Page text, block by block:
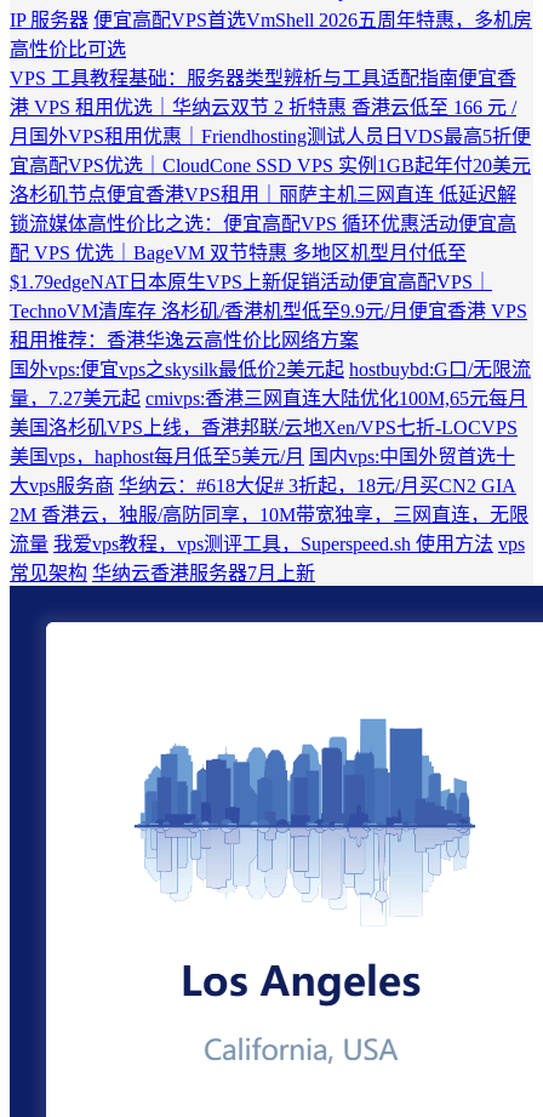
IP 服务器 便宜高配VPS首选VmShell 2026五周年特惠，多机房
高性价比可选
VPS 工具教程基础：服务器类型辨析与工具适配指南便宜香
港 VPS 租用优选｜华纳云双节 2 折特惠 香港云低至 166 元 /
月 国外VPS租用优惠｜Friendhosting测试人员日VDS最高5折便
宜高配VPS优选｜CloudCone SSD VPS 实例1GB起年付20美元
洛杉矶节点便宜香港VPS租用｜丽萨主机三网直连 低延迟解
锁流媒体高性价比之选：便宜高配VPS 循环优惠活动便宜高
配 VPS 优选｜BageVM 双节特惠 多地区机型月付低至
$1.79edgeNAT日本原生VPS上新促销活动便宜高配VPS｜
TechnoVM清库存 洛杉矶/香港机型低至9.9元/月 便宜香港 VPS
租用推荐：香港华逸云高性价比网络方案
国外vps:便宜vps之skysilk最低价2美元起 hostbuybd:G口/无限流
量，7.27美元起 cmivps:香港三网直连大陆优化100M,65元每月
美国洛杉矶VPS上线，香港邦联/云地Xen/VPS七折-LOCVPS
美国vps，haphost每月低至5美元/月
国内vps:中国外贸首选十
大vps服务商 华纳云：#618大促# 3折起，18元/月买CN2 GIA
2M 香港云，独服/高防同享，10M带宽独享，三网直连，无限
流量 我爱vps教程，vps测评工具，Superspeed.sh 使用方法 vps
常见架构 华纳云香港服务器7月上新